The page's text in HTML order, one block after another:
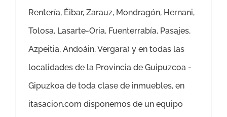
Rentería, Éibar, Zarauz, Mondragón, Hernani,
Tolosa, Lasarte-Oria, Fuenterrabía, Pasajes,
Azpeitia, Andoáin, Vergara) y en todas las
localidades de la Provincia de Guipuzcoa -
Gipuzkoa de toda clase de inmuebles, en
itasacion.com disponemos de un equipo